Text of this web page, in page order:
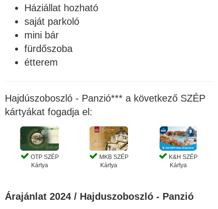
Háziállat hozható
saját parkoló
mini bár
fürdőszoba
étterem
Hajdúszoboszló - Panzió*** a következő SZÉP
kártyákat fogadja el:
OTP SZÉP
Kártya
MKB SZÉP
Kártya
K&H SZÉP
Kártya
Árajánlat 2024 / Hajduszoboszló - Panzió